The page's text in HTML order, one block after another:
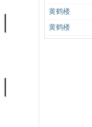
黄鹤楼
黄鹤楼